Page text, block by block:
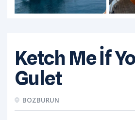
Ketch Me İf
Gulet
BOZBURUN